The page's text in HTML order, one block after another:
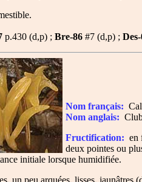
p.430 (d,p) ; Bre-86 #7 (d,p) ;
Nom français:
Nom anglais:
Fructification: en
deux pointes ou
initiale lorsque humidifiée.
un peu arquées, lisses, jaunâtres